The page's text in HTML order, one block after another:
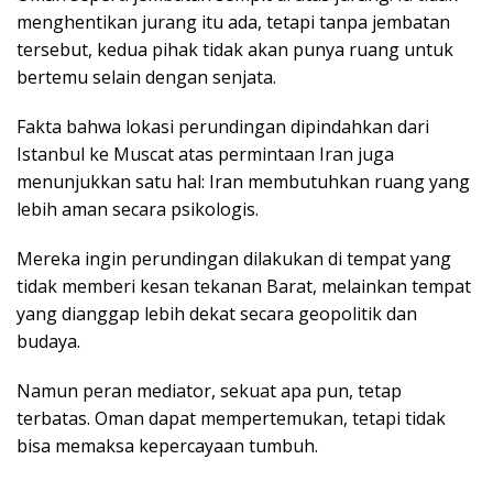
menghentikan jurang itu ada, tetapi tanpa jembatan
tersebut, kedua pihak tidak akan punya ruang untuk
bertemu selain dengan senjata.
Fakta bahwa lokasi perundingan dipindahkan dari
Istanbul ke Muscat atas permintaan Iran juga
menunjukkan satu hal: Iran membutuhkan ruang yang
lebih aman secara psikologis.
Mereka ingin perundingan dilakukan di tempat yang
tidak memberi kesan tekanan Barat, melainkan tempat
yang dianggap lebih dekat secara geopolitik dan
budaya.
Namun peran mediator, sekuat apa pun, tetap
terbatas. Oman dapat mempertemukan, tetapi tidak
bisa memaksa kepercayaan tumbuh.